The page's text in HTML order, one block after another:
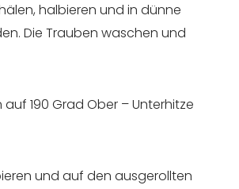
halbieren und in dünne
Die Trauben waschen und
auf 190 Grad Ober – Unterhitze
und auf den ausgerollten